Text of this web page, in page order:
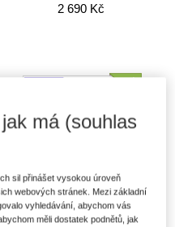
2 690 Kč
má (souhlas
sil přinášet vysokou úroveň
webových stránek. Mezi základní
vyhledávání, abychom vás
měli dostatek podnětů, jak